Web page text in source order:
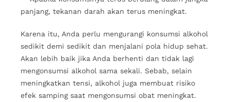
panjang, tekanan darah akan terus meningkat.
Karena itu, Anda perlu mengurangi konsumsi alkohol
sedikit demi sedikit dan menjalani pola hidup sehat.
Akan lebih baik jika Anda berhenti dan tidak lagi
mengonsumsi alkohol sama sekali. Sebab, selain
meningkatkan tensi, alkohol juga membuat risiko
efek samping saat mengonsumsi obat meningkat.